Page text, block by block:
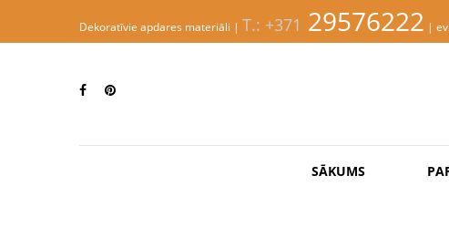
i
Dekoratīvie apdares materiāli | T.: +371 29576222 |
SĀKUMS